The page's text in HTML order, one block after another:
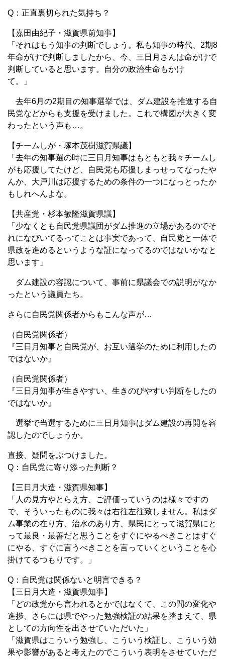
Q：正直裏切られた気持ち？
【嘉田由紀子・滋賀県前知事】
「それはもう知事の判断でしょう。私も知事の時代、2期8
年命がけで判断しましたから、今、三日月さんは命がけで
判断していると思います。自分の政治生命もかけ
て。」
去年6月の2期目の知事選挙では、ダム建設を推進する自
民党などからも支援を受けました。これで構図が大きく変
わったという声も…。
【チームしが・塚本茂樹滋賀県議】
「去年の知事選の時に三日月知事はもともと我々チームし
がも応援してたけど、自民党も応援しまっせってなったや
んか、大戸川は応援するための条件の一つになっとったか
もしれへんよな。
【共産党・杉本敏隆滋賀県議】
「少なくとも自民党県議団がダム推進の立場があるのでそ
れになびいてるってことは事実であって、自民党と一体で
県政を進めるというような証になってるのではないかなと
思います」
ダム建設の容認について、事前に県議会での説明がなか
ったという議員たち。
さらに自民党関係者からもこんな声が…
（自民党関係者）
『三日月知事と自民党が、お互い選挙のために利用したの
ではないか』
（自民党関係者）
『三日月知事が生きやすい、生きのびやすい判断をしたの
ではないか』
選挙で当選するために三日月知事はダム建設の再開を容
認したのでしょうか。
直接、疑問をぶつけました。
Q：自民党に寄り添った判断？
【三日月大造・滋賀県知事】
「人の見方やとらえ方、ご評価っていうのは様々ですの
で、そういったものに我々は右往左往致しません。私はダ
ム事業の在り方、治水のあり方、県民にとって滋賀県にと
って最良・最善だと思うことをすぐにやるべきことはすぐ
にやる、すぐに言うべきことを言っていくということを心
掛けてるつもりです。」
Q：自民党は関係ないと明言できる？
【三日月大造・滋賀県知事】
「どの政党から言われるとかではなくて、この間の変化や
進捗、さらには県でやった勉強検証の結果を踏まえて、県
としての方向性を出させていただいた」
「滋賀県はこういう勉強し、こういう検証し、こういう効
果や影響があると考えたのでこういう表明をさせていただ